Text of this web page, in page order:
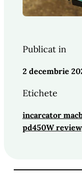
Publicat in
2 decembrie
Etichete
incarcator
pd450W review